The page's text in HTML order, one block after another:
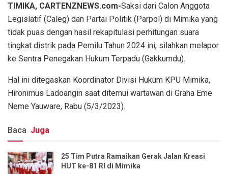
TIMIKA, CARTENZNEWS.com-Saksi dari Calon Anggota
Legislatif (Caleg) dan Partai Politik (Parpol) di Mimika yang
tidak puas dengan hasil rekapitulasi perhitungan suara
tingkat distrik pada Pemilu Tahun 2024 ini, silahkan melapor
ke Sentra Penegakan Hukum Terpadu (Gakkumdu).
Hal ini ditegaskan Koordinator Divisi Hukum KPU Mimika,
Hironimus Ladoangin saat ditemui wartawan di Graha Eme
Neme Yauware, Rabu (5/3/2023).
Baca Juga
25 Tim Putra Ramaikan Gerak Jalan Kreasi
HUT ke-81 RI di Mimika